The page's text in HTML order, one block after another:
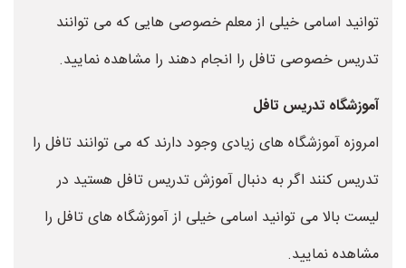
توانید اسامی خیلی از معلم خصوصی هایی که می توانند
تدریس خصوصی تافل را انجام دهند را مشاهده نمایید.
آموزشگاه تدریس تافل
امروزه آموزشگاه های زیادی وجود دارند که می توانند تافل را
تدریس کنند اگر به دنبال آموزش تدریس تافل هستید در
لیست بالا می توانید اسامی خیلی از آموزشگاه های تافل را
مشاهده نمایید.